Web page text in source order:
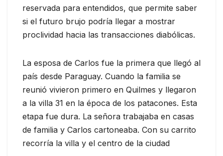
reservada para entendidos, que permite saber
si el futuro brujo podría llegar a mostrar
proclividad hacia las transacciones diabólicas.
La esposa de Carlos fue la primera que llegó al
país desde Paraguay. Cuando la familia se
reunió vivieron primero en Quilmes y llegaron
a la villa 31 en la época de los patacones. Esta
etapa fue dura. La señora trabajaba en casas
de familia y Carlos cartoneaba. Con su carrito
recorría la villa y el centro de la ciudad